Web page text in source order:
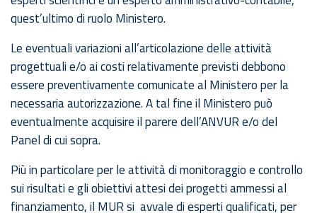
quest’ultimo di ruolo Ministero.
Le eventuali variazioni all’articolazione delle attività
progettuali e/o ai costi relativamente previsti debbono
essere preventivamente comunicate al Ministero per la
necessaria autorizzazione. A tal fine il Ministero può
eventualmente acquisire il parere dell’ANVUR e/o del
Panel di cui sopra.
Più in particolare per le attività di monitoraggio e controllo
sui risultati e gli obiettivi attesi dei progetti ammessi al
finanziamento, il MUR si avvale di esperti qualificati, per